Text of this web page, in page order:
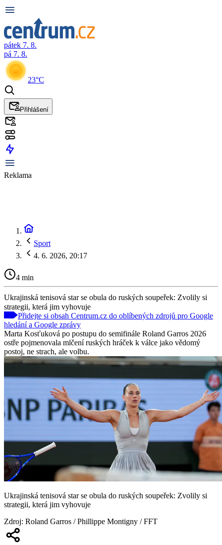
pátek 7. 8.
pá 7. 8.
23°C
Přihlášení
Reklama
Sport
4. 6. 2026, 20:17
4 min
Ukrajinská tenisová star se obula do ruských soupeřek: Zvolily si
strategii, která jim vyhovuje
Přidejte si obsah Centrum.cz do oblíbených zdrojů pro Google
hledání a Google zprávy
Marta Kosťuková po postupu do semifinále Roland Garros 2026
ostře pojmenovala mlčení ruských hráček k válce jako vědomý
postoj, ne strach, ale volbu.
Ukrajinská tenisová star se obula do ruských soupeřek: Zvolily si
strategii, která jim vyhovuje
Zdroj: Roland Garros / Phillippe Montigny / FFT